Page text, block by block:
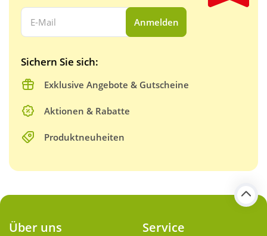
Ihre E-Mail Adresse:
Anmelden
Sichern Sie sich:
Exklusive Angebote & Gutscheine
Aktionen & Rabatte
Produktneuheiten
Über uns Service